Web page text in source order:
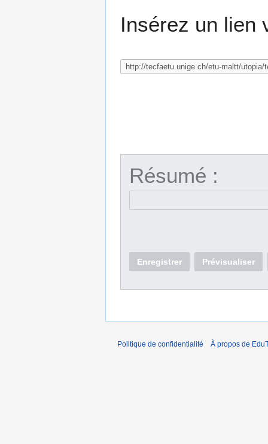
Insérez un lien
Résumé :
Enregistrer Prévisualiser
Politique de confidentialité À propos de